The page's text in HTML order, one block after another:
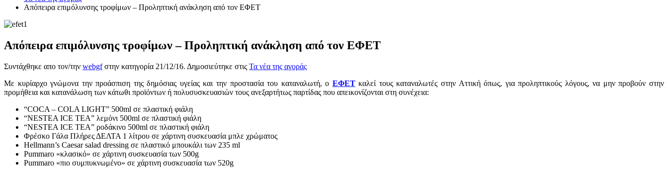
Απόπειρα επιμόλυνσης τροφίμων – Προληπτική ανάκληση από τον ΕΦΕΤ
Απόπειρα επιμόλυνσης τροφίμων – Προληπτική ανάκληση από τον ΕΦΕΤ
Συντάχθηκε απο τον/την webgfστην κατηγορία 21/12/16. Δημοσιεύτηκε στις Τα νέα της αγοράς
Με κυρίαρχο γνώμονα την προάσπιση της δημόσιας υγείας και την προστασία του καταναλωτή, ο ΕΦΕΤκαλεί τους καταναλωτές στην Αττική όπως, για προληπτικούς λόγους, να μην προβούν στην
προμήθεια και κατανάλωση των κάτωθι προϊόντων ή πολυσυσκευασιών τους ανεξαρτήτως παρτίδας που απεικονίζονται στη συνέχεια:
“COCA – COLA LIGHT” 500ml σε πλαστική φιάλη
“NESTEA ICE TEA” λεμόνι 500ml σε πλαστική φιάλη
“NESTEA ICE TEA” ροδάκινο 500ml σε πλαστική φιάλη
Φρέσκο Γάλα Πλήρες ΔΕΛΤΑ 1 λίτρου σε χάρτινη συσκευασία μπλε χρώματος
Hellmann’s Caesar salad dressing σε πλαστικό μπουκάλι των 235 ml
Pummaro «κλασικό» σε χάρτινη συσκευασία των 500g
Pummaro «πιο συμπυκνωμένο» σε χάρτινη συσκευασία των 520g